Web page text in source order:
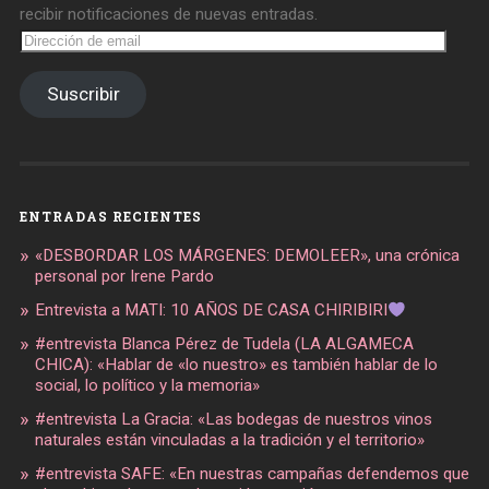
recibir notificaciones de nuevas entradas.
Dirección
de
Suscribir
ENTRADAS RECIENTES
«DESBORDAR LOS MÁRGENES: DEMOLEER», una crónica
personal por Irene Pardo
Entrevista a MATI: 10 AÑOS DE CASA CHIRIBIRI
#entrevista Blanca Pérez de Tudela (LA ALGAMECA
CHICA): «Hablar de «lo nuestro» es también hablar de lo
social, lo político y la memoria»
#entrevista La Gracia: «Las bodegas de nuestros vinos
naturales están vinculadas a la tradición y el territorio»
#entrevista SAFE: «En nuestras campañas defendemos que